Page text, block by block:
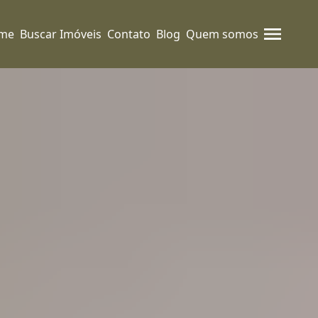
Buscar Imóveis Contato Blog Quem somos